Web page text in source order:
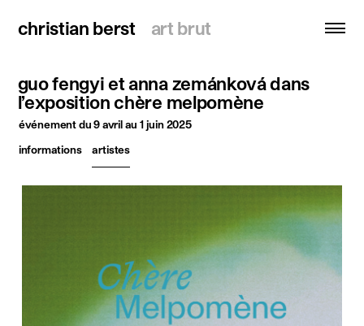
christian berst art brut
christian berst art brut
recherche
accueil
artistes
publications
ressources
à propos
guo fengyi et anna zemánková dans
l’exposition chère melpomène
événementdu 9 avril au 1 juin 2025
informations
artistes